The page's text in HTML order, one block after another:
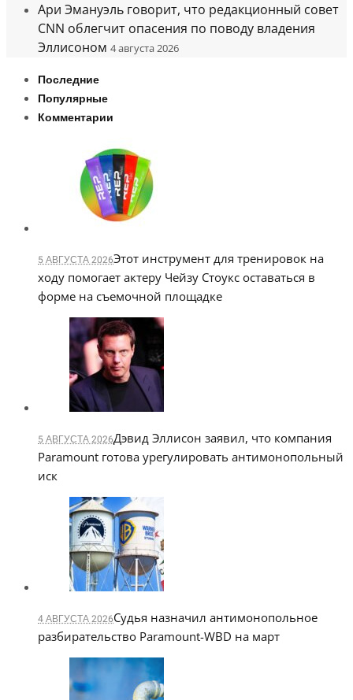
Ари Эмануэль говорит, что редакционный совет
CNN облегчит опасения по поводу владения
Эллисоном 4 августа 2026
Последние
Популярные
Комментарии
5 АВГУСТА 2026Этот инструмент для тренировок на
ходу помогает актеру Чейзу Стоукс оставаться в
форме на съемочной площадке
5 АВГУСТА 2026Дэвид Эллисон заявил, что компания
Paramount готова урегулировать антимонопольный
иск
4 АВГУСТА 2026Судья назначил антимонопольное
разбирательство Paramount-WBD на март